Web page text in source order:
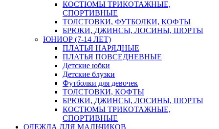
КОСТЮМЫ ТРИКОТАЖНЫЕ,
СПОРТИВНЫЕ
ТОЛСТОВКИ, ФУТБОЛКИ, КОФТЫ
БРЮКИ, ДЖИНСЫ, ЛОСИНЫ, ШОРТЫ
ЮНИОР (7-14 ЛЕТ)
ПЛАТЬЯ НАРЯДНЫЕ
ПЛАТЬЯ ПОВСЕДНЕВНЫЕ
Детские юбки
Детские блузки
Футболки для девочек
ТОЛСТОВКИ, КОФТЫ
БРЮКИ, ДЖИНСЫ, ЛОСИНЫ, ШОРТЫ
КОСТЮМЫ ТРИКОТАЖНЫЕ,
СПОРТИВНЫЕ
ОДЕЖДА ДЛЯ МАЛЬЧИКОВ